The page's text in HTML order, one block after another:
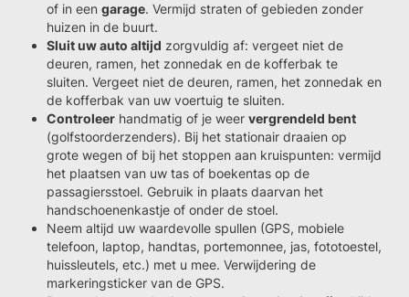
of in een garage. Vermijd straten of gebieden zonder
huizen in de buurt.
Sluit uw auto altijd zorgvuldig af: vergeet niet de
deuren, ramen, het zonnedak en de kofferbak te
sluiten. Vergeet niet de deuren, ramen, het zonnedak en
de kofferbak van uw voertuig te sluiten.
Controleer handmatig of je weer vergrendeld bent
(golfstoorderzenders). Bij het stationair draaien op
grote wegen of bij het stoppen aan kruispunten: vermijd
het plaatsen van uw tas of boekentas op de
passagiersstoel. Gebruik in plaats daarvan het
handschoenenkastje of onder de stoel.
Neem altijd uw waardevolle spullen (GPS, mobiele
telefoon, laptop, handtas, portemonnee, jas, fototoestel,
huissleutels, etc.) met u mee. Verwijdering de
markeringsticker van de GPS.